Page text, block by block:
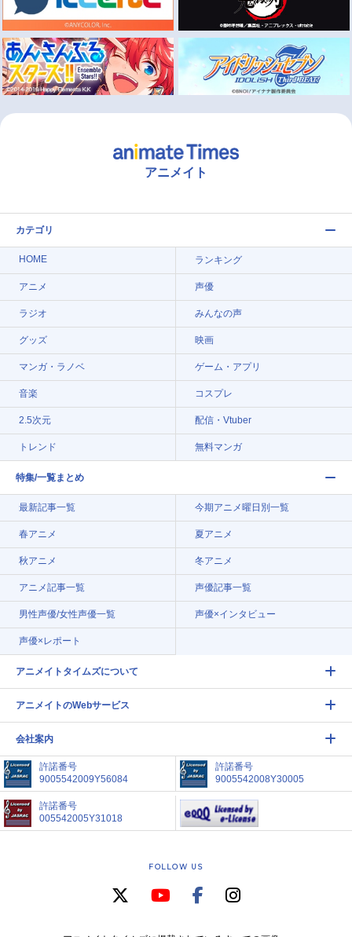
アニメイト
カテゴリ
HOME ランキング
アニメ 声優
ラジオ みんなの声
グッズ 映画
マンガ・ラノベ ゲーム・アプリ
音楽 コスプレ
2.5次元 配信・Vtuber
トレンド 無料マンガ
特集/一覧まとめ
最新記事一覧 今期アニメ曜日別一覧
春アニメ 夏アニメ
秋アニメ 冬アニメ
アニメ記事一覧 声優記事一覧
男性声優/女性声優一覧 声優×インタビュー
声優×レポート
アニメイトタイムズについて
アニメイトのWebサービス
会社案内
許諾番号
9005542009Y56084
許諾番号
9005542008Y30005
許諾番号
005542005Y31018
FOLLOW US